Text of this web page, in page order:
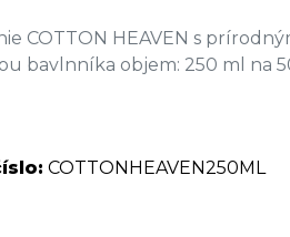
COTTON HEAVEN s
bavlnníka objem: 250 ml na
COTTONHEAVEN250ML